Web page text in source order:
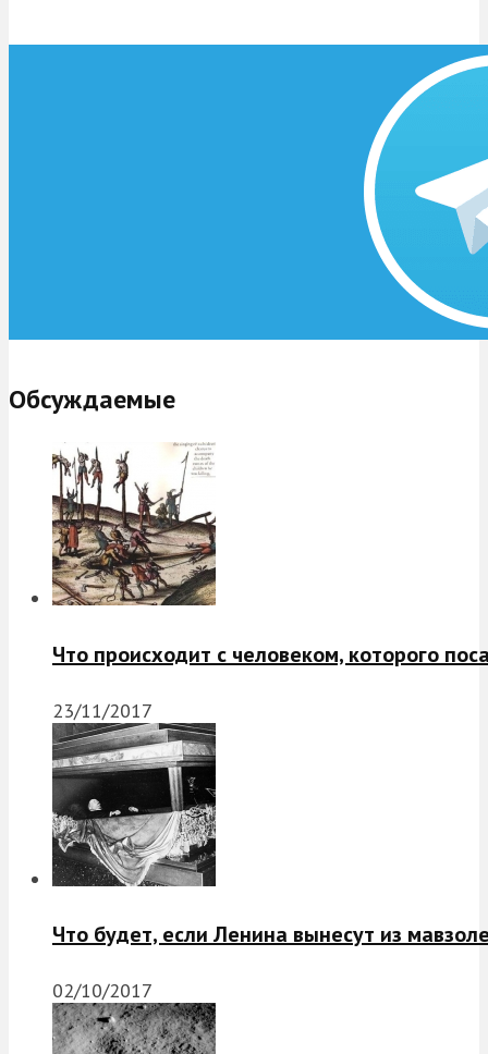
Обсуждаемые
Что происходит с человеком, которого
23/11/2017
Что будет, если Ленина вынесут из
02/10/2017